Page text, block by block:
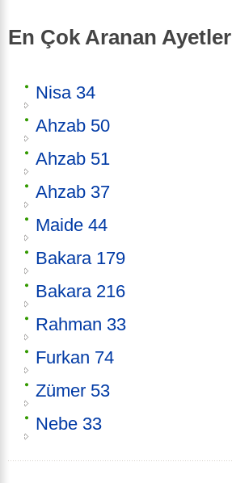
En Çok Aranan Ayetler
Nisa 34
Ahzab 50
Ahzab 51
Ahzab 37
Maide 44
Bakara 179
Bakara 216
Rahman 33
Furkan 74
Zümer 53
Nebe 33